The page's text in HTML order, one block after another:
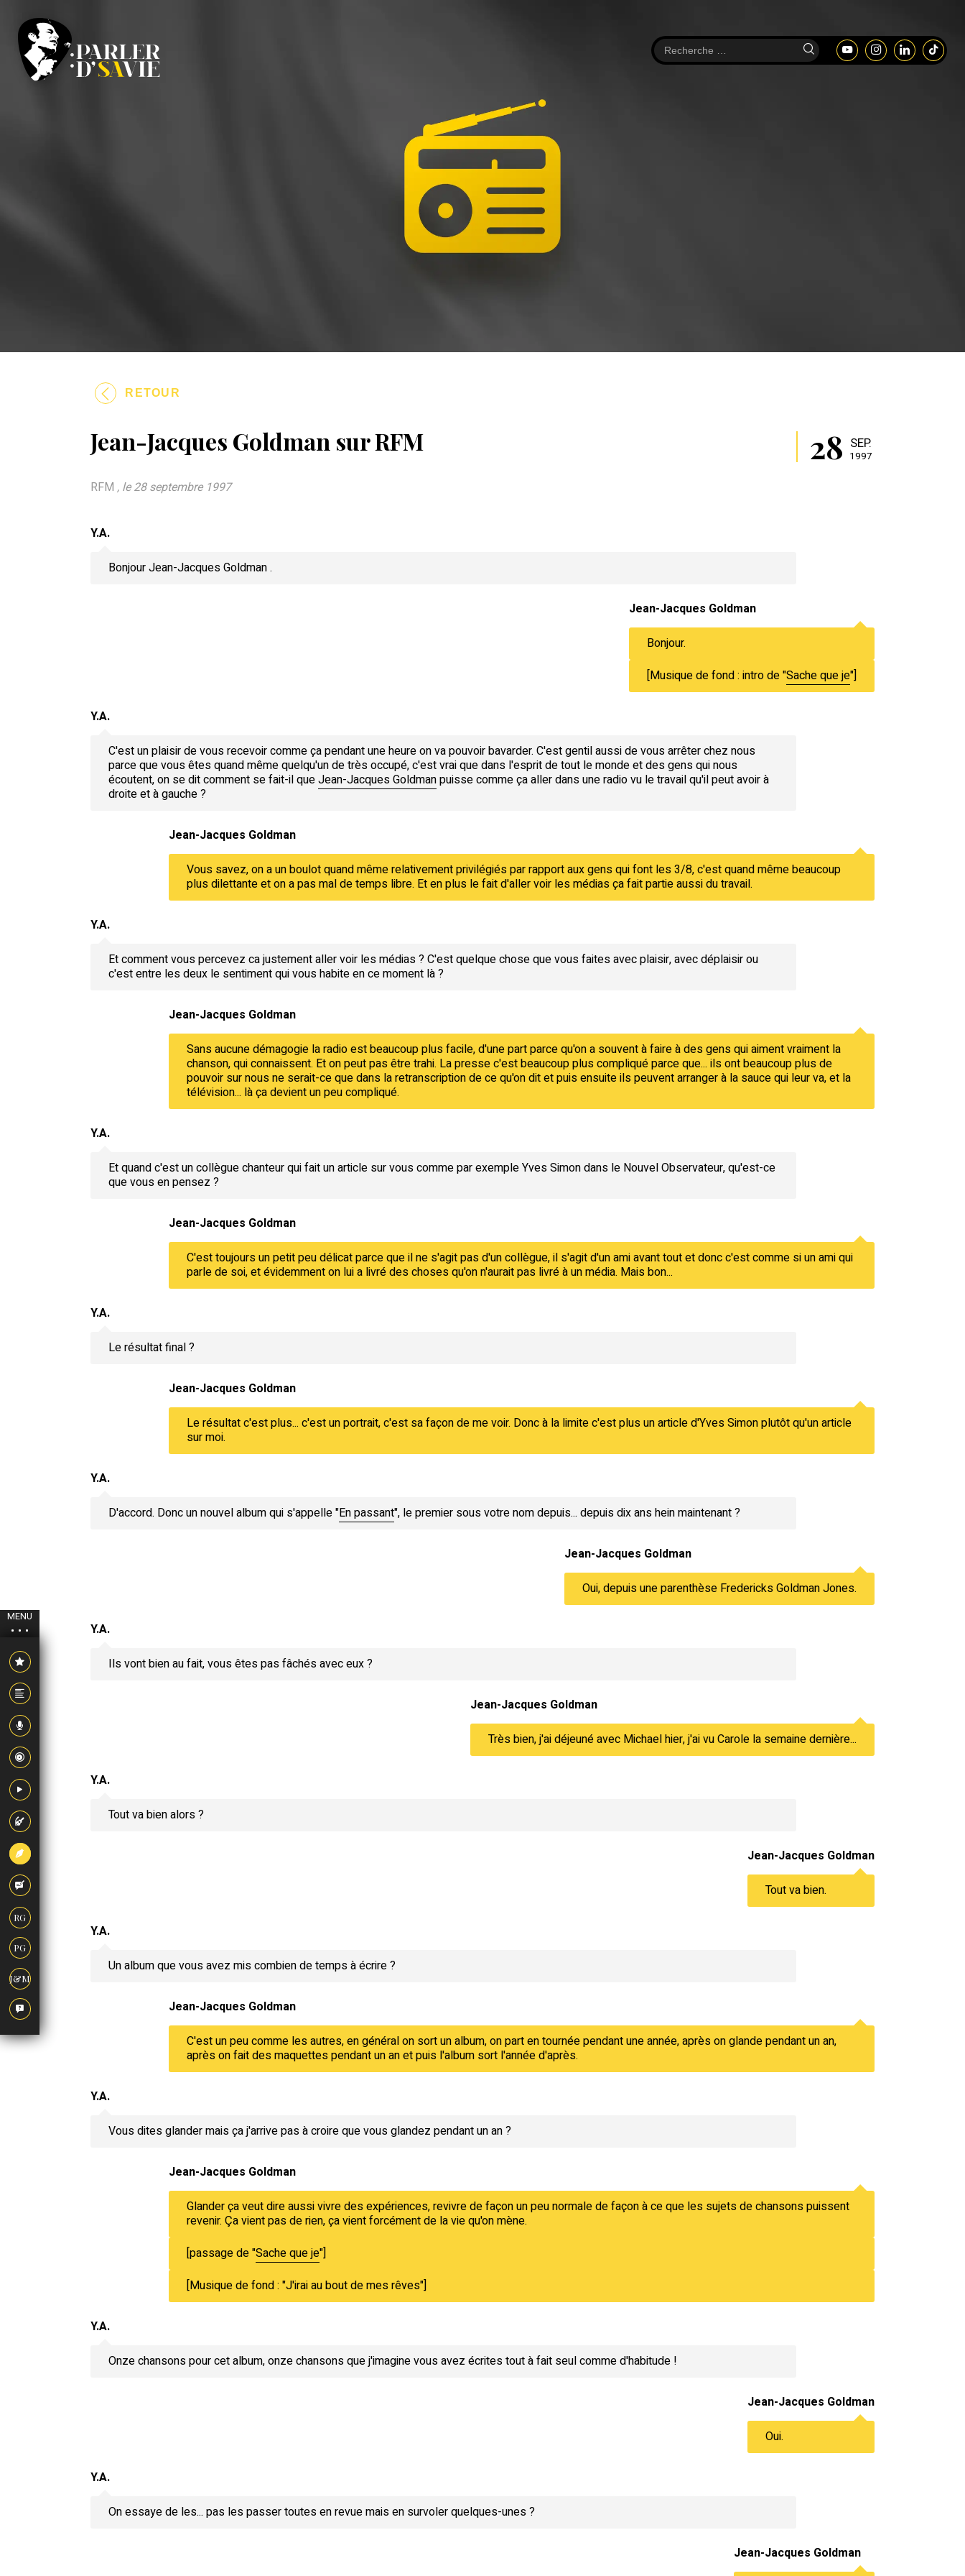
MENU
RG
PG
J&M
RETOUR
Jean-Jacques Goldman sur RFM 28 SEP.
1997
RFM , le 28 septembre 1997
Y.A.
Bonjour Jean-Jacques Goldman .
Jean-Jacques Goldman
Bonjour.
[Musique de fond : intro de "Sache que je"]
Y.A.
C'est un plaisir de vous recevoir comme ça pendant une heure on va pouvoir bavarder. C'est gentil aussi de vous arrêter chez nous
parce que vous êtes quand même quelqu'un de très occupé, c'est vrai que dans l'esprit de tout le monde et des gens qui nous
écoutent, on se dit comment se fait-il queJean-Jacques Goldmanpuisse comme ça aller dans une radio vu le travail qu'il peut avoir à
droite et à gauche ?
Jean-Jacques Goldman
Vous savez, on a un boulot quand même relativement privilégiés par rapport aux gens qui font les 3/8, c'est quand même beaucoup
plus dilettante et on a pas mal de temps libre. Et en plus le fait d'aller voir les médias ça fait partie aussi du travail.
Y.A.
Et comment vous percevez ca justement aller voir les médias ? C'est quelque chose que vous faites avec plaisir, avec déplaisir ou
c'est entre les deux le sentiment qui vous habite en ce moment là ?
Jean-Jacques Goldman
Sans aucune démagogie la radio est beaucoup plus facile, d'une part parce qu'on a souvent à faire à des gens qui aiment vraiment la
chanson, qui connaissent. Et on peut pas être trahi. La presse c'est beaucoup plus compliqué parce que... ils ont beaucoup plus de
pouvoir sur nous ne serait-ce que dans la retranscription de ce qu'on dit et puis ensuite ils peuvent arranger à la sauce qui leur va, et la
télévision... là ça devient un peu compliqué.
Y.A.
Et quand c'est un collègue chanteur qui fait un article sur vous comme par exemple Yves Simon dans le Nouvel Observateur, qu'est-ce
que vous en pensez ?
Jean-Jacques Goldman
C'est toujours un petit peu délicat parce que il ne s'agit pas d'un collègue, il s'agit d'un ami avant tout et donc c'est comme si un ami qui
parle de soi, et évidemment on lui a livré des choses qu'on n'aurait pas livré à un média. Mais bon...
Y.A.
Le résultat final ?
Jean-Jacques Goldman
Le résultat c'est plus... c'est un portrait, c'est sa façon de me voir. Donc à la limite c'est plus un article d'Yves Simon plutôt qu'un article
sur moi.
Y.A.
D'accord. Donc un nouvel album qui s'appelle "En passant", le premier sous votre nom depuis... depuis dix ans hein maintenant ?
Jean-Jacques Goldman
Oui, depuis une parenthèse Fredericks Goldman Jones.
Y.A.
Ils vont bien au fait, vous êtes pas fâchés avec eux ?
Jean-Jacques Goldman
Très bien, j'ai déjeuné avec Michael hier, j'ai vu Carole la semaine dernière...
Y.A.
Tout va bien alors ?
Jean-Jacques Goldman
Tout va bien.
Y.A.
Un album que vous avez mis combien de temps à écrire ?
Jean-Jacques Goldman
C'est un peu comme les autres, en général on sort un album, on part en tournée pendant une année, après on glande pendant un an,
après on fait des maquettes pendant un an et puis l'album sort l'année d'après.
Y.A.
Vous dites glander mais ça j'arrive pas à croire que vous glandez pendant un an ?
Jean-Jacques Goldman
Glander ça veut dire aussi vivre des expériences, revivre de façon un peu normale de façon à ce que les sujets de chansons puissent
revenir. Ça vient pas de rien, ça vient forcément de la vie qu'on mène.
[passage de "Sache que je"]
[Musique de fond : "J'irai au bout de mes rêves"]
Y.A.
Onze chansons pour cet album, onze chansons que j'imagine vous avez écrites tout à fait seul comme d'habitude !
Jean-Jacques Goldman
Oui.
Y.A.
On essaye de les... pas les passer toutes en revue mais en survoler quelques-unes ?
Jean-Jacques Goldman